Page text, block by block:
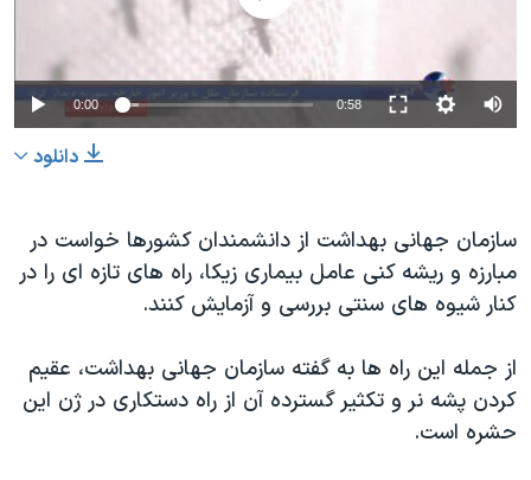
اقتصادی
گالری عکس
آرشیو پخش زنده
انتخابات ریاست جمهوری آمریکا ۲۰۲۴
حمله جمهوری اسلامی به اسرائیل
اعتراضات زن، زندگی، آزادی
مجموعه مستندهای دادخواهی
تریبونال مردمی آبان ۹۸
دادگاه حمید نوری
چهل سال گروگان‌گیری
قانون شفافیت دارائی کادر رهبری ایران
0:00 0:58
دانلود
سازمان جهانی بهداشت از دانشمندان کشورها خواست در
مبارزه و ریشه کنی عامل بیماری زیکا، راه های تازه ای را در
کنار شیوه های سنتی بررسی و آزمایش کنند.
از جمله این راه ها به گفته سازمان جهانی بهداشت، عقیم
کردن پشه نر و تکثیر گسترده آن از راه دستکاری در ژن این
حشره است.